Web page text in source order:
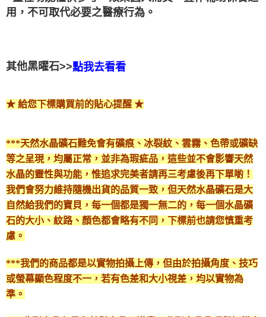
用，不可取代必要之醫療行為。
其他黑曜石>>點我去看看
★ 給您下標購買前的貼心提醒 ★
***天然水晶礦石難免會有礦痕、冰裂紋、雲霧、色帶或礦缺
等之呈現，均屬正常，並非為瑕疵品，這些並不會影響天然
水晶的靈性與功能，惟追求完美者請再三考慮後再下單喲！
我們會努力維持隨機出貨的品質一致，但天然水晶礦石是大
自然給我們的寶貝，每一個都是獨一無二的，每一個水晶礦
石的大小、紋路、顏色都會略有不同，下標前也請您慎重考
慮。
***我們的商品都是以實物拍攝上傳，但由於拍攝角度、技巧
或螢幕顯色程度不一，若有色差和大小視差，均以實物為
準。